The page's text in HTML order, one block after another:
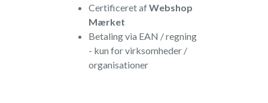
Certificeret afWebshop
Mærket
Betaling via EAN / regning
- kun for virksomheder /
organisationer